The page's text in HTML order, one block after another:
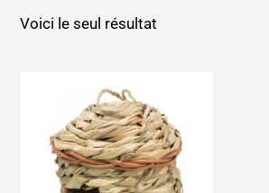
Voici le seul résultat